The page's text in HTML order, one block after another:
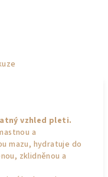
vzhled pleti.
a
mazu, hydratuje do
zklidněnou a